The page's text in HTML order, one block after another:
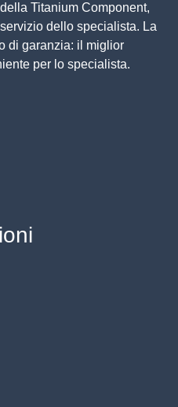
Titanium Component,
dello specialista. La
di garanzia: il miglior
per lo specialista.